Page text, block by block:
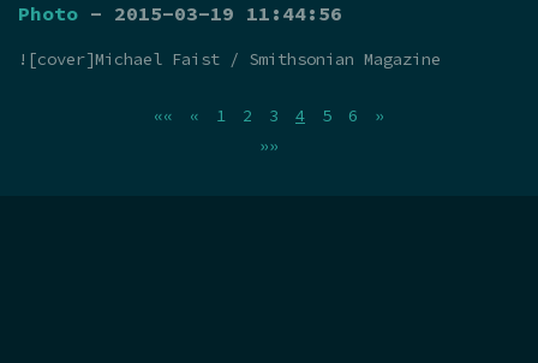
Photo - 2015-03-19 11:44:56
![cover]Michael Faist / Smithsonian Magazine
«« « 1 2 3 4 5 6
»
»»